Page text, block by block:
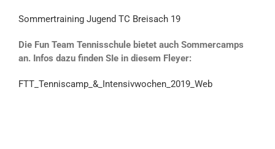
Sommertraining Jugend TC Breisach 19
Die Fun Team Tennisschule bietet auch Sommercamps
an. Infos dazu finden SIe in diesem Fleyer:
FTT_Tenniscamp_&_Intensivwochen_2019_Web